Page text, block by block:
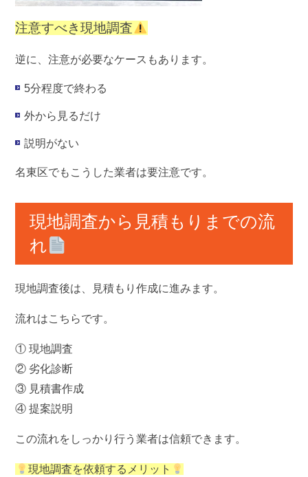
注意すべき現地調査
逆に、注意が必要なケースもあります。
5分程度で終わる
外から見るだけ
説明がない
名東区でもこうした業者は要注意です。
現地調査から見積もりまでの流
れ
現地調査後は、見積もり作成に進みます。
流れはこちらです。
① 現地調査
② 劣化診断
③ 見積書作成
④ 提案説明
この流れをしっかり行う業者は信頼できます。
現地調査を依頼するメリット